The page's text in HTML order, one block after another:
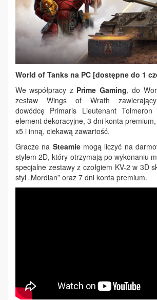
World of Tanks na PC [dostępne do 1
We współpracy z Prime Gaming, do
zestaw Wings of Wrath zawierający
dowódcę Primaris Lieutenant
element dekoracyjne, 3 dni konta
x5 i inną, ciekawą zawartość.
Gracze na Steamiemogą liczyć na
stylem 2D, który otrzymają po wykonaniu
specjalne zestawy z czołgiem KV-2 w 3D
styl „Mordian” oraz 7 dni konta premium.